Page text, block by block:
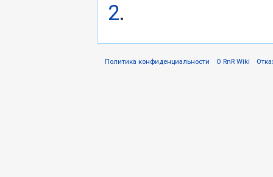
2.
Политика конфиденциальности О RnR Wiki